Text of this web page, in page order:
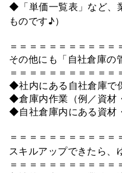
◆「単価一覧表」など、
ものです♪）
＝＝＝＝＝＝＝＝＝＝＝
その他にも「自社倉庫の
＝＝＝＝＝＝＝＝＝＝＝
◆社内にある自社倉庫で
◆倉庫内作業（例／資材
◆自社倉庫内にある資材
＝＝＝＝＝＝＝＝＝＝＝
スキルアップできたら、
＝＝＝＝＝＝＝＝＝＝＝